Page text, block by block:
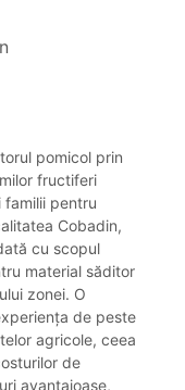
pomicol prin
fructiferi
pentru
Cobadin,
cu scopul
material săditor
zonei. O
de peste
agricole, ceea
de
avantajoase,